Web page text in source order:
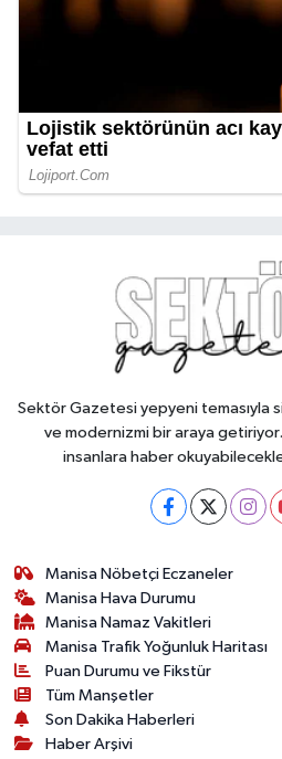
Sektör Gazetesi yepyeni temasıyla
ve modernizmi bir araya
insanlara haber
Manisa Nöbetçi Eczaneler
Manisa Hava Durumu
Manisa Namaz Vakitleri
Manisa Trafik Yoğunluk Haritası
Puan Durumu ve Fikstür
Tüm Manşetler
Son Dakika Haberleri
Haber Arşivi